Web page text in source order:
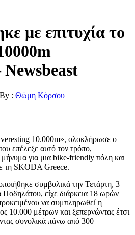
με επιτυχία το
By : Θώμη Κόρσου
10.000m», ολοκλήρωσε ο
επέλεξε αυτό τον τρόπο,
μήνυμα για μια bike-friendly πόλη και
τη SKODA Greece.
συμβολικά την Τετάρτη, 3
είχε διάρκεια 18 ωρών
να συμπληρωθεί η
10.000 μέτρων και ξεπερνώντας έτσι
συνολικά πάνω από 300